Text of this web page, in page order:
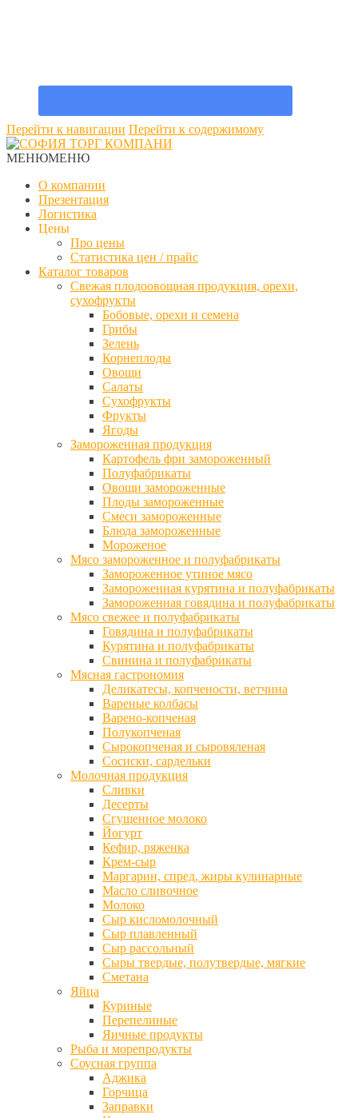
Перейти к навигации Перейти к содержимому
МЕНЮМЕНЮ
О компании
Презентация
Логистика
Цены
Про цены
Статистика цен / прайс
Каталог товаров
Свежая плодоовощная продукция, орехи,
сухофрукты
Бобовые, орехи и семена
Грибы
Зелень
Корнеплоды
Овощи
Салаты
Сухофрукты
Фрукты
Ягоды
Замороженная продукция
Картофель фри замороженный
Полуфабрикаты
Овощи замороженные
Плоды замороженные
Смеси замороженные
Блюда замороженные
Мороженое
Мясо замороженное и полуфабрикаты
Замороженное утиное мясо
Замороженная курятина и полуфабрикаты
Замороженная говядина и полуфабрикаты
Мясо свежее и полуфабрикаты
Говядина и полуфабрикаты
Курятина и полуфабрикаты
Свинина и полуфабрикаты
Мясная гастрономия
Деликатесы, копчености, ветчина
Вареные колбасы
Варено-копченая
Полукопченая
Сырокопченая и сыровяленая
Сосиски, сардельки
Молочная продукция
Сливки
Десерты
Сгущенное молоко
Йогурт
Кефир, ряженка
Крем-сыр
Маргарин, спред, жиры кулинарные
Масло сливочное
Молоко
Сыр кисломолочный
Сыр плавленный
Сыр рассольный
Сыры твердые, полутвердые, мягкие
Сметана
Яйца
Куриные
Перепелиные
Яичные продукты
Рыба и морепродукты
Соусная группа
Аджика
Горчица
Заправки